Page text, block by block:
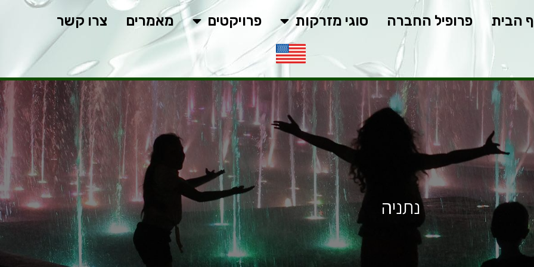
הבית פרופיל החברה סוגי מזרקות פרויקטים מאמרים צרו קשר
נתניה